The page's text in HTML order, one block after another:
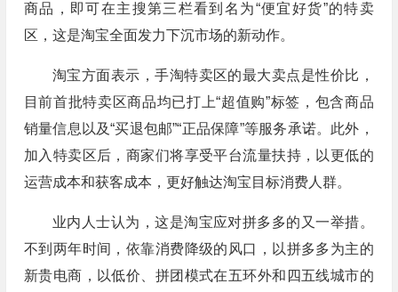
商品，即可在主搜第三栏看到名为“便宜好货”的特卖
区，这是淘宝全面发力下沉市场的新动作。
淘宝方面表示，手淘特卖区的最大卖点是性价比，
目前首批特卖区商品均已打上“超值购”标签，包含商品
销量信息以及“买退包邮”“正品保障”等服务承诺。此外，
加入特卖区后，商家们将享受平台流量扶持，以更低的
运营成本和获客成本，更好触达淘宝目标消费人群。
业内人士认为，这是淘宝应对拼多多的又一举措。
不到两年时间，依靠消费降级的风口，以拼多多为主的
新贵电商，以低价、拼团模式在五环外和四五线城市的